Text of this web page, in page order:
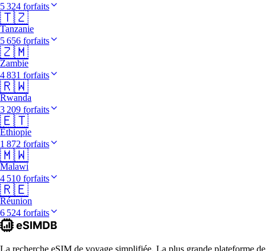
5 324 forfaits
🇹🇿
Tanzanie
5 656 forfaits
🇿🇲
Zambie
4 831 forfaits
🇷🇼
Rwanda
3 209 forfaits
🇪🇹
Éthiopie
1 872 forfaits
🇲🇼
Malawi
4 510 forfaits
🇷🇪
Réunion
6 524 forfaits
La recherche eSIM de voyage simplifiée. La plus grande plateforme de